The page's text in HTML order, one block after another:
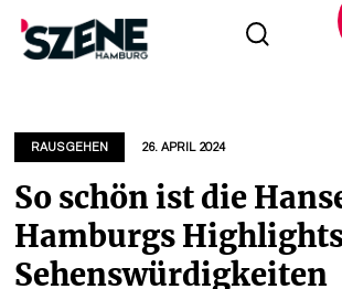
springenRAUSGEHEN 26. APRIL 2024
So schön ist die
Hamburgs
Sehenswürdigkeiten